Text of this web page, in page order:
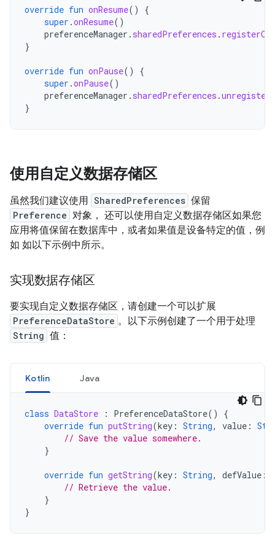
override fun onResume()
{
super .onResume()
preferenceManager . sharedPreferences .
}
override fun onPause()
{
super .onPause()
preferenceManager . sharedPreferences .
}
使用自定义数据存储区
虽然我们建议使用 SharedPreferences 保留
Preference 对象， 还可以使用自定义数据存储区如果您
应用将值保留在数据库中，或者如果值是设备特定的值，例
如 如以下示例中所示。
实现数据存储区
要实现自定义数据存储区，请创建一个可以扩展
PreferenceDataStore 。以下示例创建了一个用于处理
String 值：
Kotlin Java
class DataStore : PreferenceDataStore()
{
override fun putString(key : String, value :
// Save the value somewhere.
}
override fun getString(key : String, defValue :
// Retrieve the value.
}
}